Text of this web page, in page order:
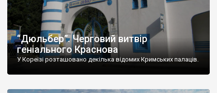
“Дюльбер”. Черговий витвір
геніального Краснова
У Кореїзі розташовано декілька відомих Кримських палаців.